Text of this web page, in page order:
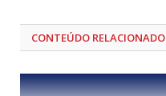
CONTEÚDO RELACIONADO